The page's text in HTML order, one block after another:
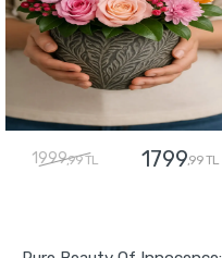
1999,99 TL 1799,99 TL